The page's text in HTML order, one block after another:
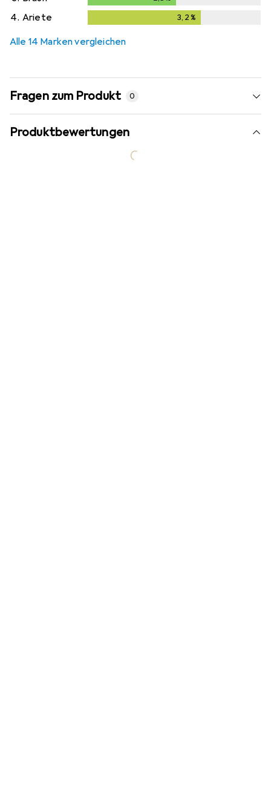
4. Ariete 3,2 %
Alle 14 Marken vergleichen
Fragen zum Produkt 0
Produktbewertungen